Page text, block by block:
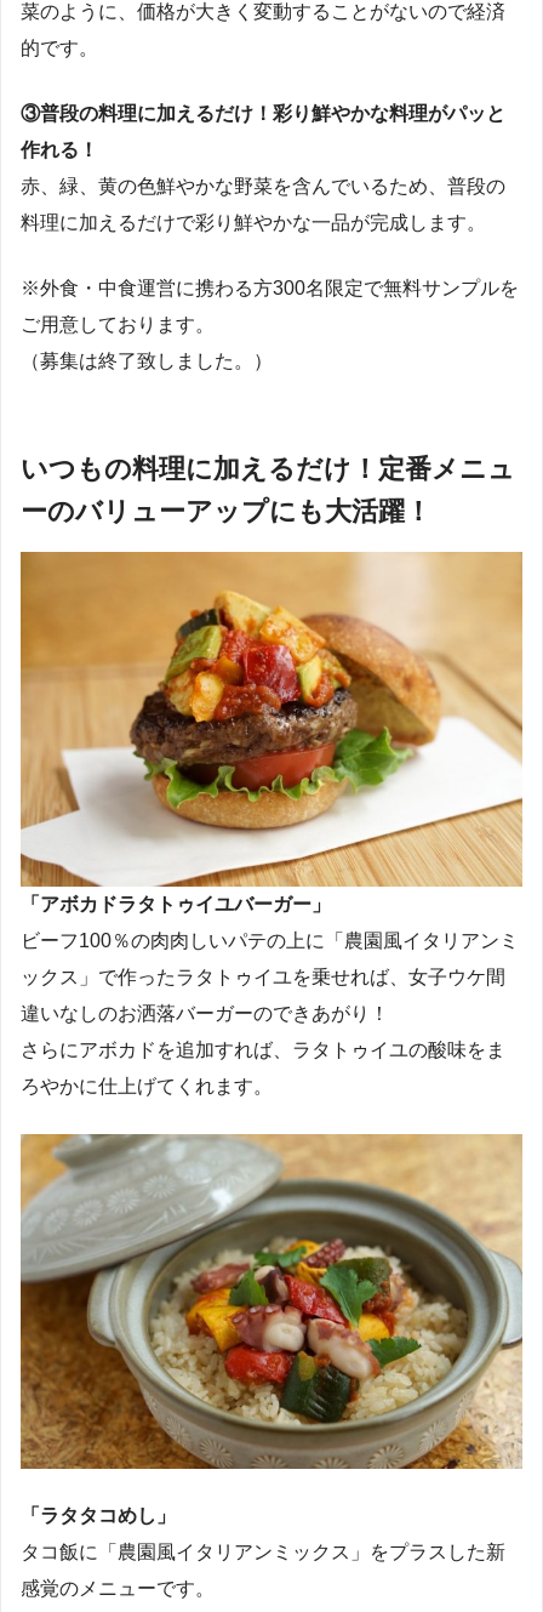
菜のように、価格が大きく変動することがないので経済
的です。
③普段の料理に加えるだけ！彩り鮮やかな料理がパッと
作れる！
赤、緑、黄の色鮮やかな野菜を含んでいるため、普段の
料理に加えるだけで彩り鮮やかな一品が完成します。
※外食・中食運営に携わる方300名限定で無料サンプルを
ご用意しております。
（募集は終了致しました。）
いつもの料理に加えるだけ！定番メニュ
ーのバリューアップにも大活躍！
「アボカドラタトゥイユバーガー」
ビーフ100％の肉肉しいパテの上に「農園風イタリアンミ
ックス」で作ったラタトゥイユを乗せれば、女子ウケ間
違いなしのお洒落バーガーのできあがり！
さらにアボカドを追加すれば、ラタトゥイユの酸味をま
ろやかに仕上げてくれます。
「ラタタコめし」
タコ飯に「農園風イタリアンミックス」をプラスした新
感覚のメニューです。